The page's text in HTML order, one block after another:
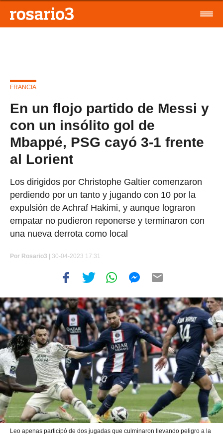
FRANCIA
En un flojo partido de Messi y
con un insólito gol de
Mbappé, PSG cayó 3-1 frente
al Lorient
Los dirigidos por Christophe Galtier comenzaron
perdiendo por un tanto y jugando con 10 por la
expulsión de Achraf Hakimi, y aunque lograron
empatar no pudieron reponerse y terminaron con
una nueva derrota como local
Por Rosario3 | 30-04-2023 17:31
Leo apenas participó de dos jugadas que culminaron llevando peligro a la